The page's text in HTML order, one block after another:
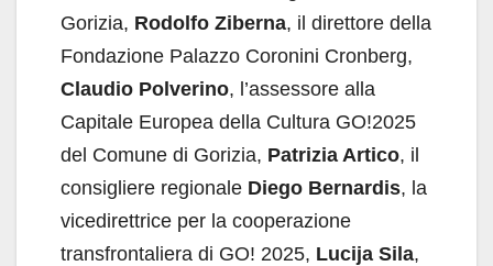
Gorizia, Rodolfo Ziberna, il direttore della
Fondazione Palazzo Coronini Cronberg,
Claudio Polverino, l’assessore alla
Capitale Europea della Cultura GO!2025
del Comune di Gorizia, Patrizia Artico, il
consigliere regionale Diego Bernardis, la
vicedirettrice per la cooperazione
transfrontaliera di GO! 2025, Lucija Sila,